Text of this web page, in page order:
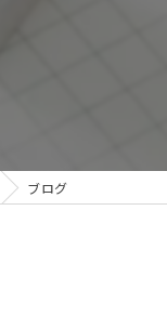
ブログ